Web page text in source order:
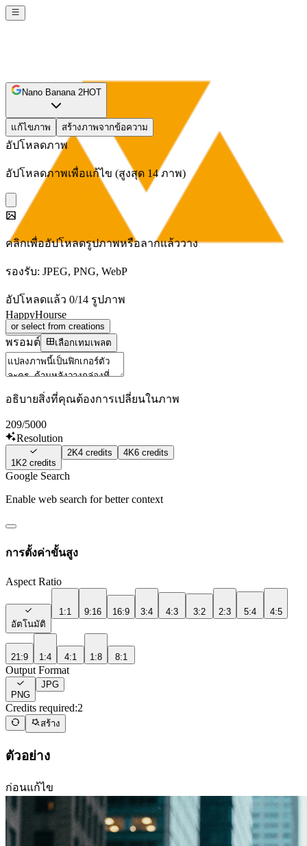
HappyHourse
Sign In
Nano Banana 2HOT
แก้ไขภาพ สร้างภาพจากข้อความ
อัปโหลดภาพ
อัปโหลดภาพเพื่อแก้ไข (สูงสุด 14 ภาพ)
คลิกเพื่ออัปโหลดรูปภาพหรือลากแล้ววาง
รองรับ: JPEG, PNG, WebP
อัปโหลดแล้ว 0/14 รูปภาพ
or select from creations
พรอมต์ เลือกเทมเพลต
อธิบายสิ่งที่คุณต้องการเปลี่ยนในภาพ
209/5000
Resolution
1K2 credits
2K4 credits 4K6 credits
Google Search
Enable web search for better context
การตั้งค่าขั้นสูง
Aspect Ratio
อัตโนมัติ
1:1 9:16 16:9 3:4 4:3 3:2 2:3 5:4 4:5
21:9 1:4 4:1 1:8 8:1
Output Format
PNG
JPG
Credits required:2
สร้าง
ตัวอย่าง
ก่อนแก้ไข